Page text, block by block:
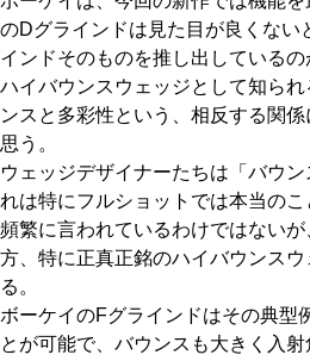
のDグラインドは見た目が良くない
インドそのものを推し出しているの
ハイバウンスウェッジとして知ら
ンスと多彩性という、相反する関
思う。
ウェッジデザイナーたちは「バウ
れは特にフルショットでは本当のこ
頻繁に言われているわけではない
方、特に正真正銘のハイバウンス
る。
ボーケイのFグラインドはその典型
とが可能で、バウンスも大きく入